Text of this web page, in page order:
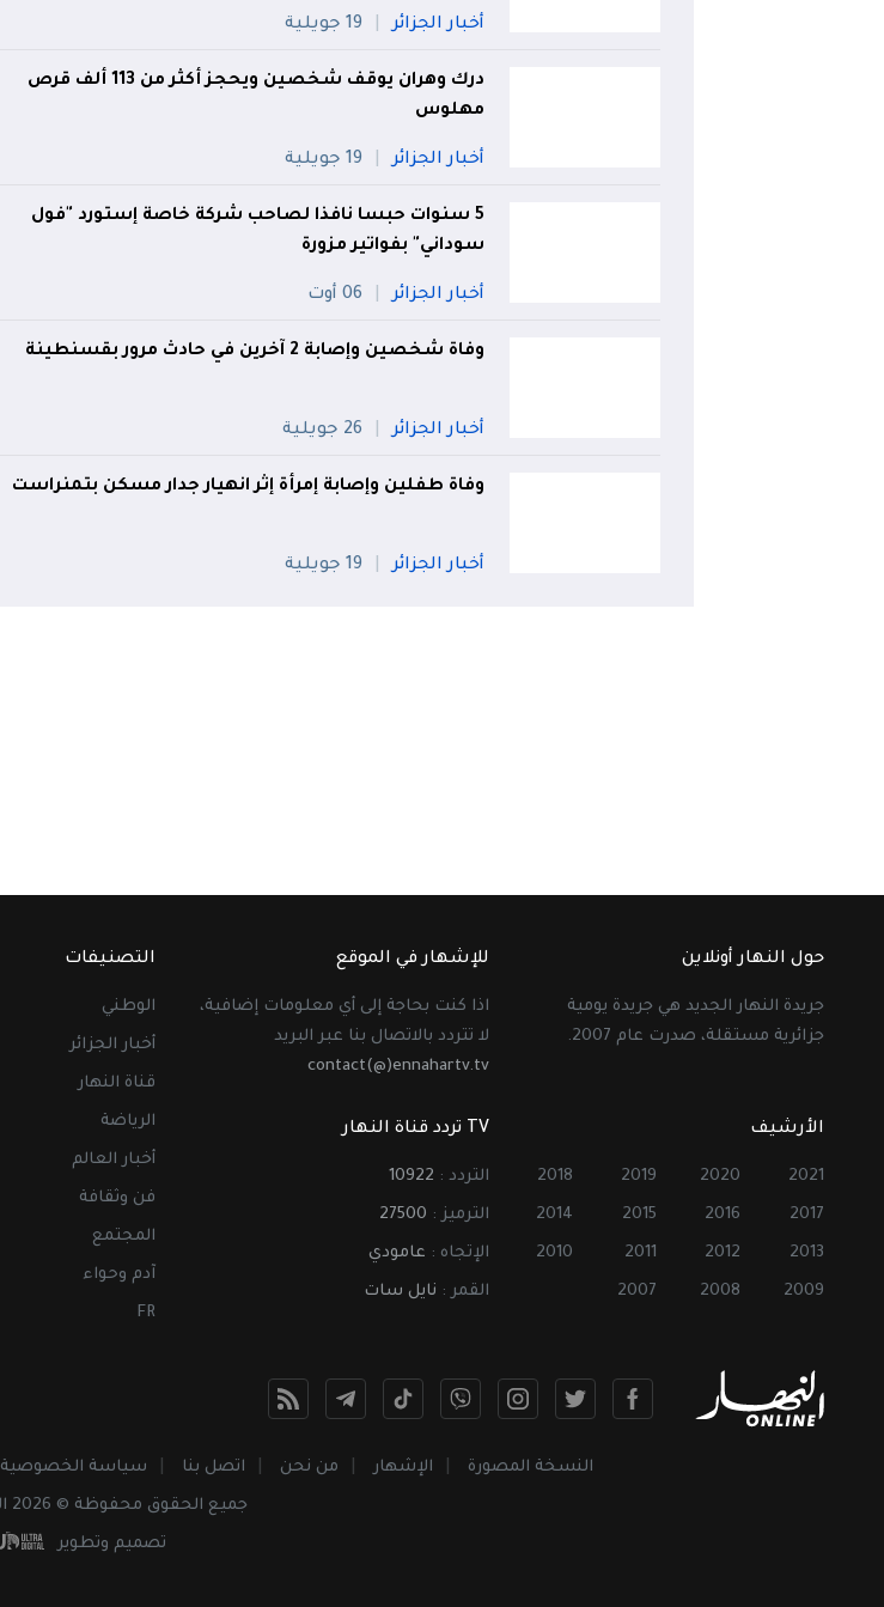
أخبار الجزائر 19 جويلية
درك وهران يوقف شخصين ويحجز أكثر من 113 ألف قرص
مهلوس
أخبار الجزائر 19 جويلية
5 سنوات حبسا نافذا لصاحب شركة خاصة إستورد "فول
سوداني" بفواتير مزورة
أخبار الجزائر 06 أوت
وفاة شخصين وإصابة 2 آخرين في حادث مرور بقسنطينة
أخبار الجزائر 26 جويلية
وفاة طفلين وإصابة إمرأة إثر انهيار جدار مسكن بتمنراست
أخبار الجزائر 19 جويلية
حول النهار أونلاين
جريدة النهار الجديد هي جريدة يومية
جزائرية مستقلة، صدرت عام 2007.
للإشهار في الموقع
اذا كنت بحاجة إلى أي معلومات إضافية،
لا تتردد بالاتصال بنا عبر البريد
contact(@)ennahartv.tv
الأرشيف
2021
2020
2019
2018
2017
2016
2015
2014
2013
2012
2011
2010
2009
2008
2007
TV تردد قناة النهار
التردد : 10922
الترميز : 27500
الإتجاه : عامودي
القمر : نايل سات
التصنيفات
الوطني
أخبار الجزائر
قناة النهار
الرياضة
أخبار العالم
فن وثقافة
المجتمع
آدم وحواء
FR
النسخة المصورة الإشهار من نحن اتصل بنا سياسة الخصوصية
جميع الحقوق محفوظة © 2026 النهار أونلاين
تصميم وتطوير